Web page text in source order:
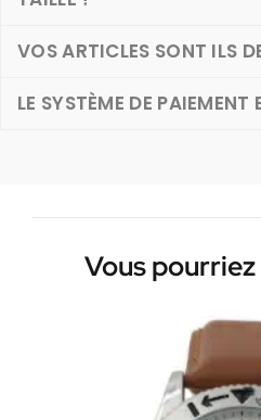
VOS ARTICLES SONT ILS
LE SYSTÈME DE PAIEMENT
Vous